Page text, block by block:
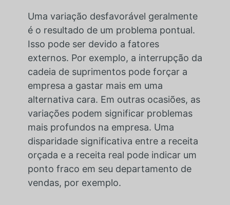
Uma variação desfavorável geralmente
é o resultado de um problema pontual.
Isso pode ser devido a fatores
externos. Por exemplo, a interrupção da
cadeia de suprimentos pode forçar a
empresa a gastar mais em uma
alternativa cara. Em outras ocasiões, as
variações podem significar problemas
mais profundos na empresa. Uma
disparidade significativa entre a receita
orçada e a receita real pode indicar um
ponto fraco em seu departamento de
vendas, por exemplo.